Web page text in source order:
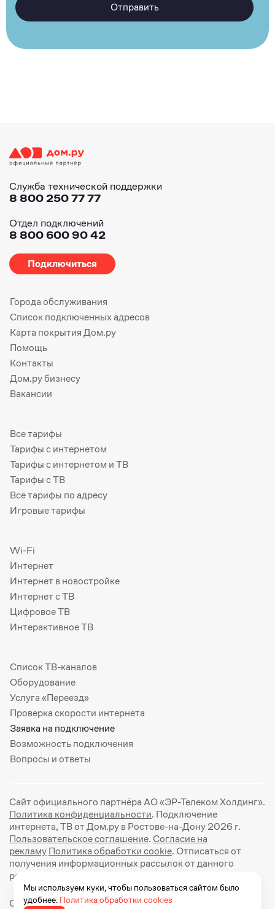
Отправить
Служба технической поддержки
8 800 250 77 77
Отдел подключений
8 800 600 90 42
Подключиться
Города обслуживания
Список подключенных адресов
Карта покрытия Дом.ру
Помощь
Контакты
Дом.ру бизнесу
Вакансии
Все тарифы
Тарифы с интернетом
Тарифы с интернетом и ТВ
Тарифы с ТВ
Все тарифы по адресу
Игровые тарифы
Wi-Fi
Интернет
Интернет в новостройке
Интернет с ТВ
Цифровое ТВ
Интерактивное ТВ
Список ТВ-каналов
Оборудование
Услуга «Переезд»
Проверка скорости интернета
Заявка на подключение
Возможность подключения
Вопросы и ответы
Сайт официального партнёра АО «ЭР-Телеком Холдинг».
Политика конфиденциальности. Подключение
интернета, ТВ от Дом.ру в Ростове-на-Дону 2026 г.
Пользовательское соглашение. Согласие на
рекламуПолитика обработки cookie. Отписаться от
получения информационных рассылок от данного
ресурса можно на
Официальный сайт Дом.ру: https://dom.ru
Мы используем куки, чтобы пользоваться сайтом было
удобнее. Политика обработки cookies